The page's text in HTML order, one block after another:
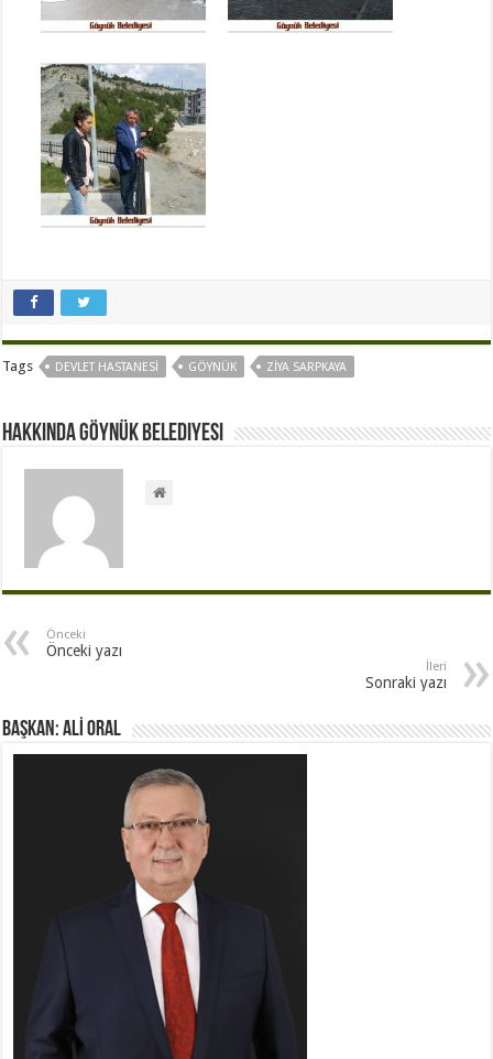
Tags DEVLET HASTANESI GÖYNÜK ZIYA SARPKAYA
Hakkında Göynük Belediyesi
Önceki
Önceki yazı
İleri
Sonraki yazı
BAŞKAN: ALİ ORAL